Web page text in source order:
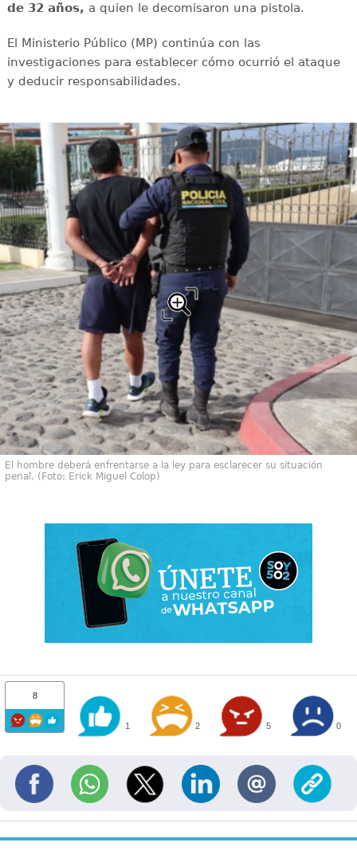
de 32 años, a quien le decomisaron una pistola.
El Ministerio Público (MP) continúa con las
investigaciones para establecer cómo ocurrió el ataque
y deducir responsabilidades.
El hombre deberá enfrentarse a la ley para esclarecer su situación
penal. (Foto: Erick Miguel Colop)
8
1 2 5 0